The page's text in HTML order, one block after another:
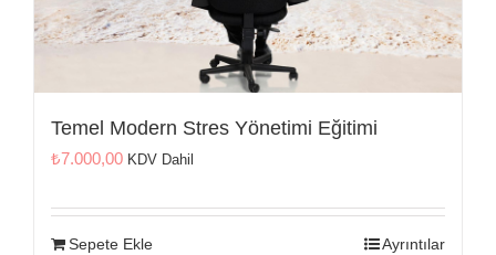
Temel Modern Stres Yönetimi Eğitimi
₺7.000,00 KDV Dahil
Sepete Ekle Ayrıntılar